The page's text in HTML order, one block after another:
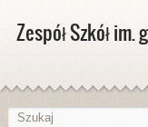
Zespół Szkół